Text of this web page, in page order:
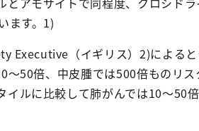
ます。1)
Executive（イギリス）2)による
～50倍、中皮腫では500倍ものリス
イルに比較して肺がんでは10～50